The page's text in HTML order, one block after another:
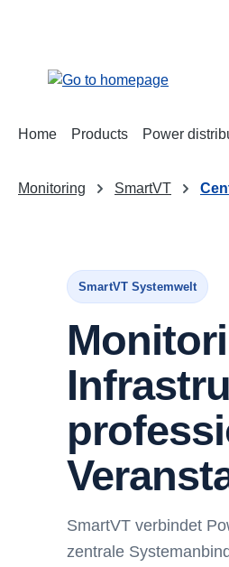
Home Products Power
Monitoring SmartVT
SmartVT Systemwelt
SmartVT verbindet
zentrale